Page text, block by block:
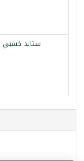
ستاند